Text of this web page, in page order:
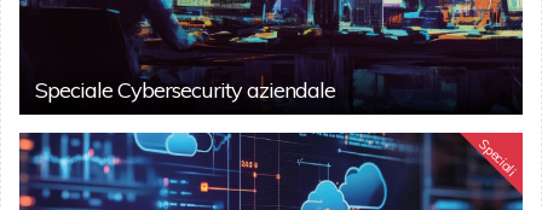
Speciale Cybersecurity aziendale
Speciali